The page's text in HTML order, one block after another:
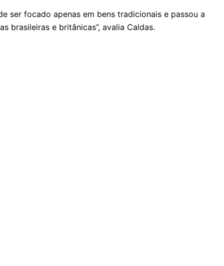
ser focado apenas em bens tradicionais e passou a
brasileiras e britânicas”, avalia Caldas.